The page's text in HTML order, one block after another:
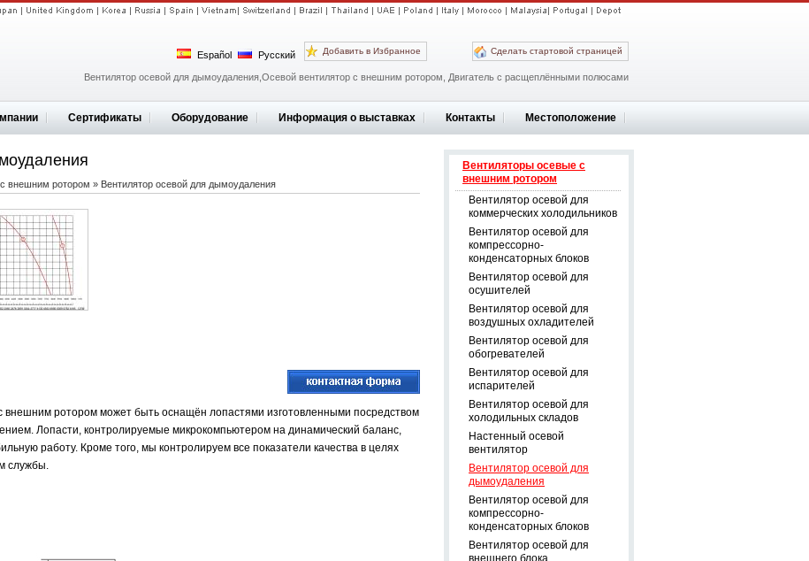
Добавить в Избранное Сделать стартовой страницей
Español Русский
Вентилятор осевой для дымоудаления,Осевой вентилятор с внешним ротором, Двигатель с расщеплёнными полюсами
Сертификаты Оборудование Информация о выставках Контакты Местоположение
Вентиляторы осевые с
внешним ротором
Вентилятор осевой для
коммерческих холодильников
Вентилятор осевой для
компрессорно-
конденсаторных блоков
Вентилятор осевой для
осушителей
Вентилятор осевой для
воздушных охладителей
Вентилятор осевой для
обогревателей
Вентилятор осевой для
испарителей
Вентилятор осевой для
холодильных складов
Настенный осевой
вентилятор
Вентилятор осевой для
дымоудаления
Вентилятор осевой для
компрессорно-
конденсаторных блоков
Вентилятор осевой для
внешнего блока
внешним ротором » Вентилятор осевой для дымоудаления
внешним ротором может быть оснащён лопастями изготовленными посредством
Лопасти, контролируемые микрокомпьютером на динамический баланс,
работу. Кроме того, мы контролируем все показатели качества в целях
службы.